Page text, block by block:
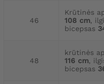
46
Krūtinės
108 cm,
bicepsas
48
krūtinės
116 cm,
bicepsas